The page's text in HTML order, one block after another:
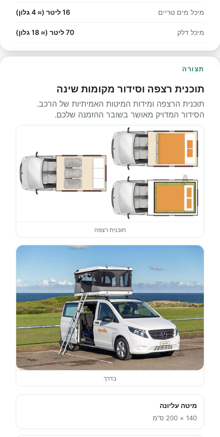
מיכל מים טריים 16 ליטר (≈ 4 גלון)
מיכל דלק 70 ליטר (≈ 18 גלון)
תצורה
תוכנית רצפה וסידור מקומות שינה
תוכנית הרצפה ומידות המיטות האמיתיות של הרכב.
הסידור המדויק מאושר בשובר ההזמנה שלכם.
תוכנית רצפה
בדרך
מיטה עליונה
140 × 200 ס"מ